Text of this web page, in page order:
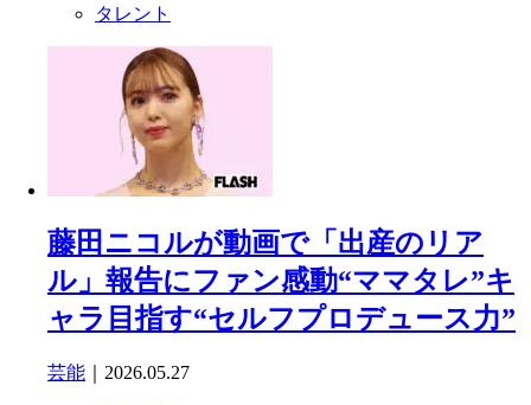
タレント
藤田ニコルが動画で「出産のリア
ル」報告にファン感動“ママタレ”キ
ャラ目指す“セルフプロデュース力”
芸能 ｜2026.05.27